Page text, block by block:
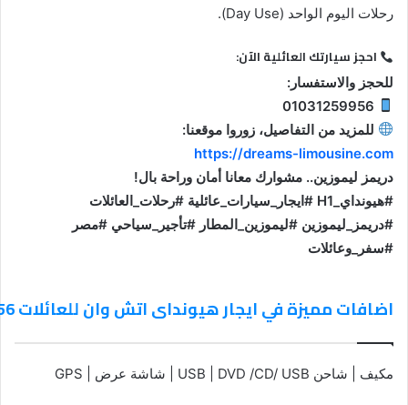
رحلات اليوم الواحد (Day Use).
احجز سيارتك العائلية الآن:
للحجز والاستفسار:
للمزيد من التفاصيل، زوروا موقعنا:
https://dreams-limousine.com
دريمز ليموزين.. مشوارك معانا أمان وراحة بال!
#هيونداي_H1 #ايجار_سيارات_عائلية #رحلات_العائلات
#دريمز_ليموزين #ليموزين_المطار #تأجير_سياحي #مصر
#سفر_وعائلات
اضافات مميزة في ايجار هيونداى اتش وان للعائلات 01031259956
مكيف | شاحن USB | DVD /CD/ USB | شاشة عرض | GPS